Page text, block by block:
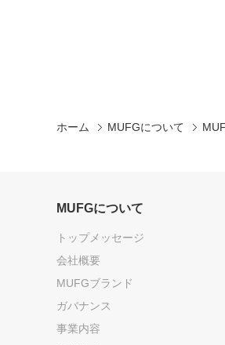
ホーム MUFGについて
MUFGについて
トップメッセージ
会社概要
MUFGブランド
ガバナンス
事業内容